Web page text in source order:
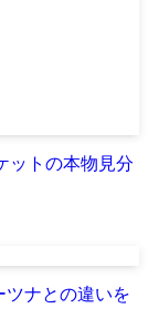
ットの本物見分
ツナとの違いを